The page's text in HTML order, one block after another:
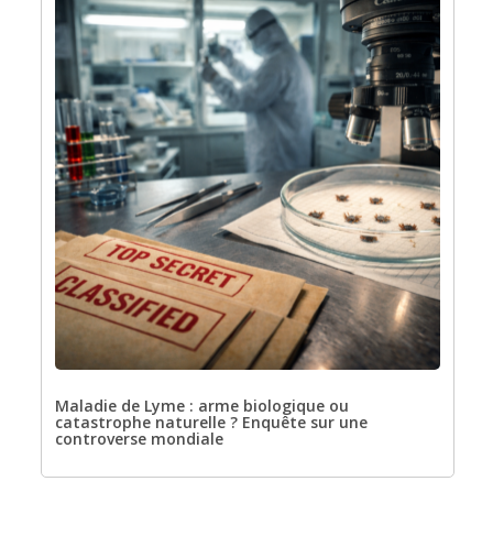
Maladie de Lyme : arme biologique ou
catastrophe naturelle ? Enquête sur une
controverse mondiale